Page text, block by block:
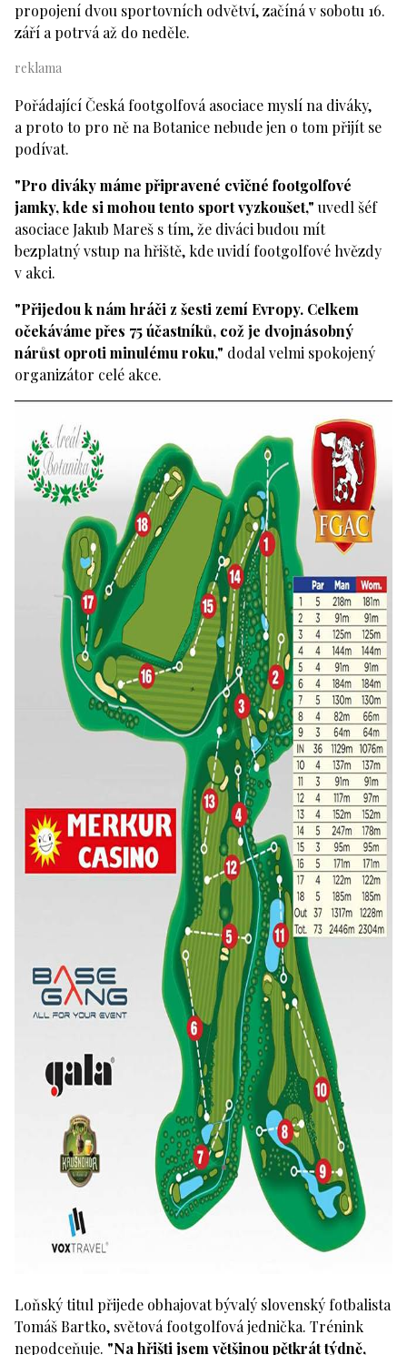
propojení dvou sportovních odvětví, začíná v sobotu 16.
září a potrvá až do neděle.
Pořádající Česká footgolfová asociace myslí na diváky,
a proto to pro ně na Botanice nebude jen o tom přijít se
podívat.
"Pro diváky máme připravené cvičné footgolfové
jamky, kde si mohou tento sport vyzkoušet," uvedl šéf
asociace Jakub Mareš s tím, že diváci budou mít
bezplatný vstup na hřiště, kde uvidí footgolfové hvězdy
v akci.
"Přijedou k nám hráči z šesti zemí Evropy. Celkem
očekáváme přes 75 účastníků, což je dvojnásobný
nárůst oproti minulému roku," dodal velmi spokojený
organizátor celé akce.
Loňský titul přijede obhajovat bývalý slovenský fotbalista
Tomáš Bartko, světová footgolfová jednička. Trénink
nepodceňuje. "Na hřišti jsem většinou pětkrát týdně,